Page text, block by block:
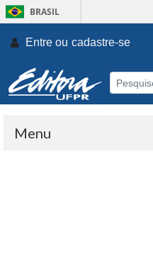
BRASIL
Entre ou cadastre-se.
Menu